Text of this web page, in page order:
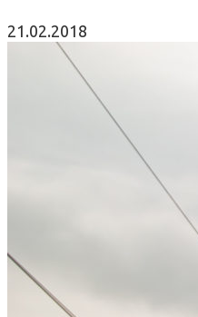
21.02.2018